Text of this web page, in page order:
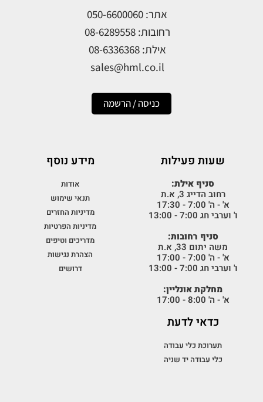
אתר: 050-6600060
רחובות: 08-6289558
אילת: 08-6336368
sales@hml.co.il
כניסה / הרשמה
שעות פעילות
סניף אילת:
רחוב הדייג 3, א.ת
א' - ה' 7:00 - 17:30
ו' וערבי חג 7:00 - 13:00
סניף רחובות:
משה יתום 33, א.ת
א' - ה' 7:00 - 17:00
ו' וערבי חג 7:00 - 13:00
מחלקת אונליין:
א' - ה' 8:00 - 17:00
מידע נוסף
אודות
תנאי שימוש
מדיניות החזרים
מדיניות הפרטיות
מדריכים וטיפים
הצהרת נגישות
דרושים
כדאי לדעת
תערוכת כלי עבודה
כלי עבודה יד שניה